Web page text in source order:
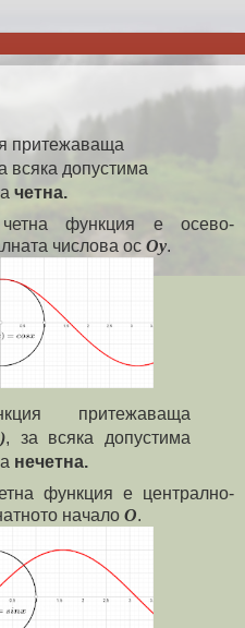
притежаваща
всяка допустима
четна.
функция е осево-
числова ос Oy.
притежаваща
, за всяка допустима
нечетна.
функция е централно-
начало O.